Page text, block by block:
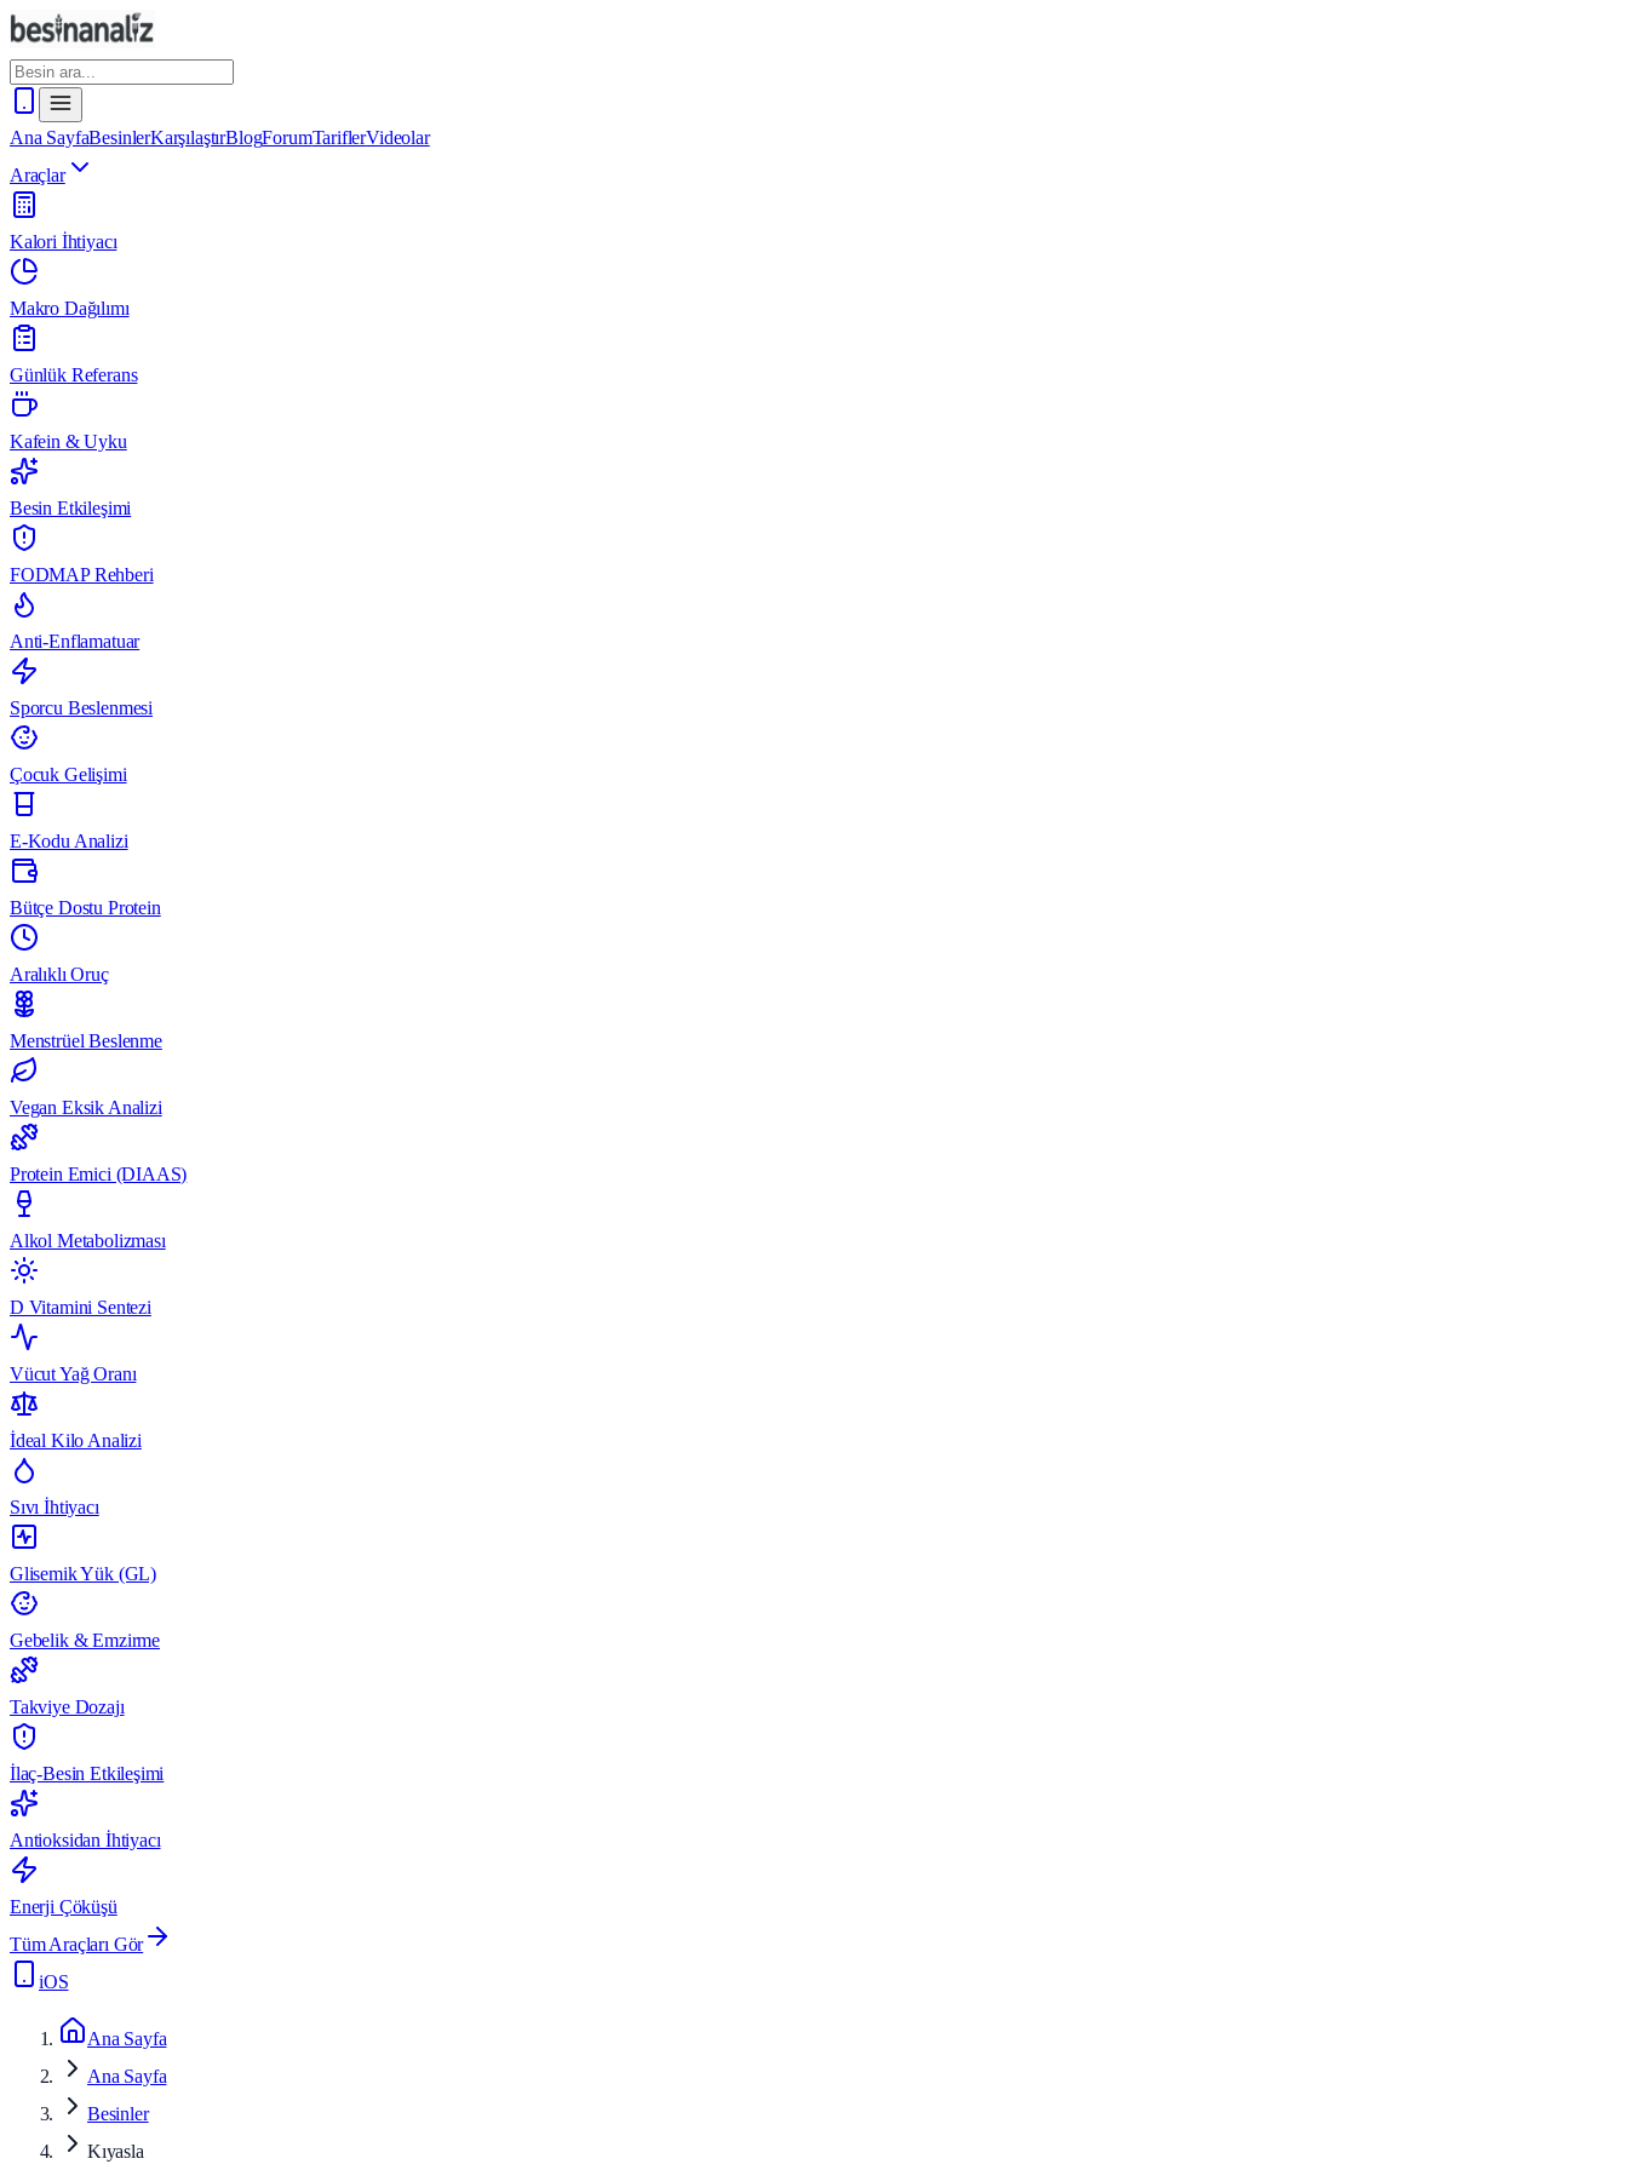
Ana SayfaBesinlerKarşılaştırBlogForumTariflerVideolar
Araçlar
Kalori İhtiyacı
Makro Dağılımı
Günlük Referans
Kafein & Uyku
Besin Etkileşimi
FODMAP Rehberi
Anti-Enflamatuar
Sporcu Beslenmesi
Çocuk Gelişimi
E-Kodu Analizi
Bütçe Dostu Protein
Aralıklı Oruç
Menstrüel Beslenme
Vegan Eksik Analizi
Protein Emici (DIAAS)
Alkol Metabolizması
D Vitamini Sentezi
Vücut Yağ Oranı
İdeal Kilo Analizi
Sıvı İhtiyacı
Glisemik Yük (GL)
Gebelik & Emzirme
Takviye Dozajı
İlaç-Besin Etkileşimi
Antioksidan İhtiyacı
Enerji Çöküşü
Tüm Araçları Gör
iOS
Ana Sayfa
Ana Sayfa
Besinler
Kıyasla